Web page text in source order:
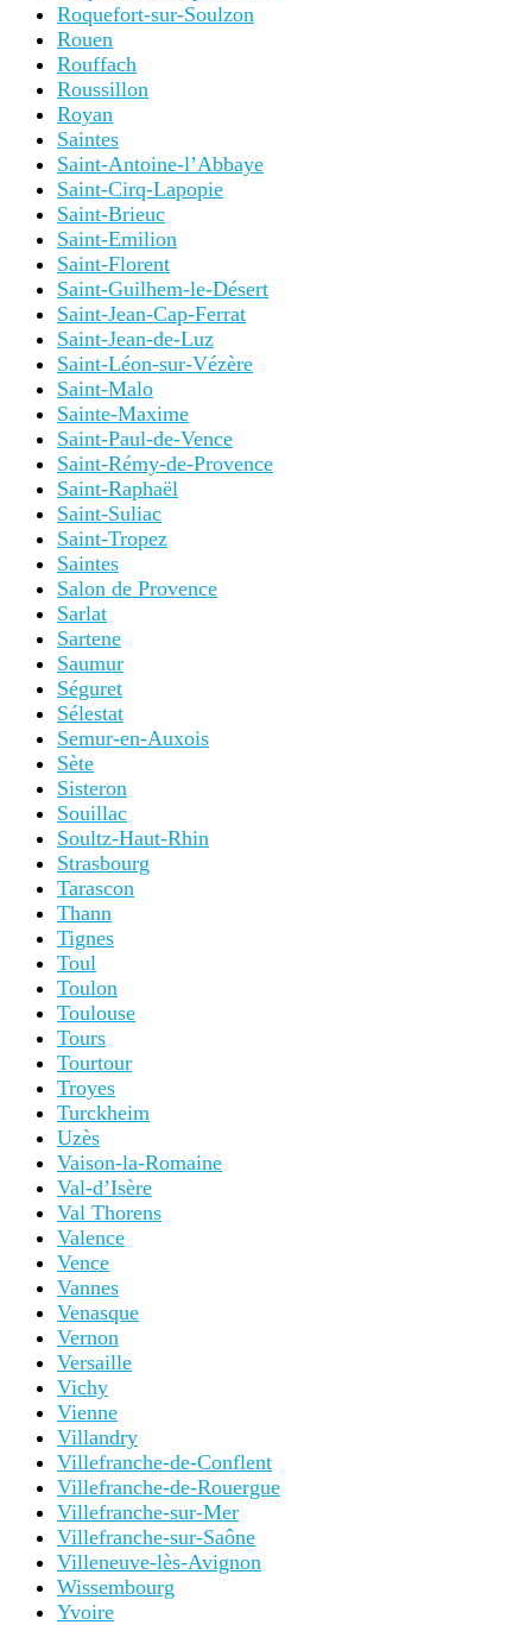
Roquefort-sur-Soulzon
Rouen
Rouffach
Roussillon
Royan
Saintes
Saint-Antoine-l’Abbaye
Saint-Cirq-Lapopie
Saint-Brieuc
Saint-Emilion
Saint-Florent
Saint-Guilhem-le-Désert
Saint-Jean-Cap-Ferrat
Saint-Jean-de-Luz
Saint-Léon-sur-Vézère
Saint-Malo
Sainte-Maxime
Saint-Paul-de-Vence
Saint-Rémy-de-Provence
Saint-Raphaël
Saint-Suliac
Saint-Tropez
Saintes
Salon de Provence
Sarlat
Sartene
Saumur
Séguret
Sélestat
Semur-en-Auxois
Sète
Sisteron
Souillac
Soultz-Haut-Rhin
Strasbourg
Tarascon
Thann
Tignes
Toul
Toulon
Toulouse
Tours
Tourtour
Troyes
Turckheim
Uzès
Vaison-la-Romaine
Val-d’Isère
Val Thorens
Valence
Vence
Vannes
Venasque
Vernon
Versaille
Vichy
Vienne
Villandry
Villefranche-de-Conflent
Villefranche-de-Rouergue
Villefranche-sur-Mer
Villefranche-sur-Saône
Villeneuve-lès-Avignon
Wissembourg
Yvoire